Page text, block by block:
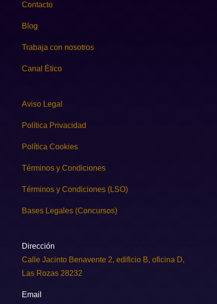
Contacto
Blog
Trabaja con nosotros
Canal Ético
Aviso Legal
Política Privacidad
Política Cookies
Términos y Condiciones
Términos y Condiciones (LSO)
Bases Legales (Concursos)
Dirección
Calle Jacinto Benavente 2, edificio B, oficina D,
Las Rozas 28232
Email